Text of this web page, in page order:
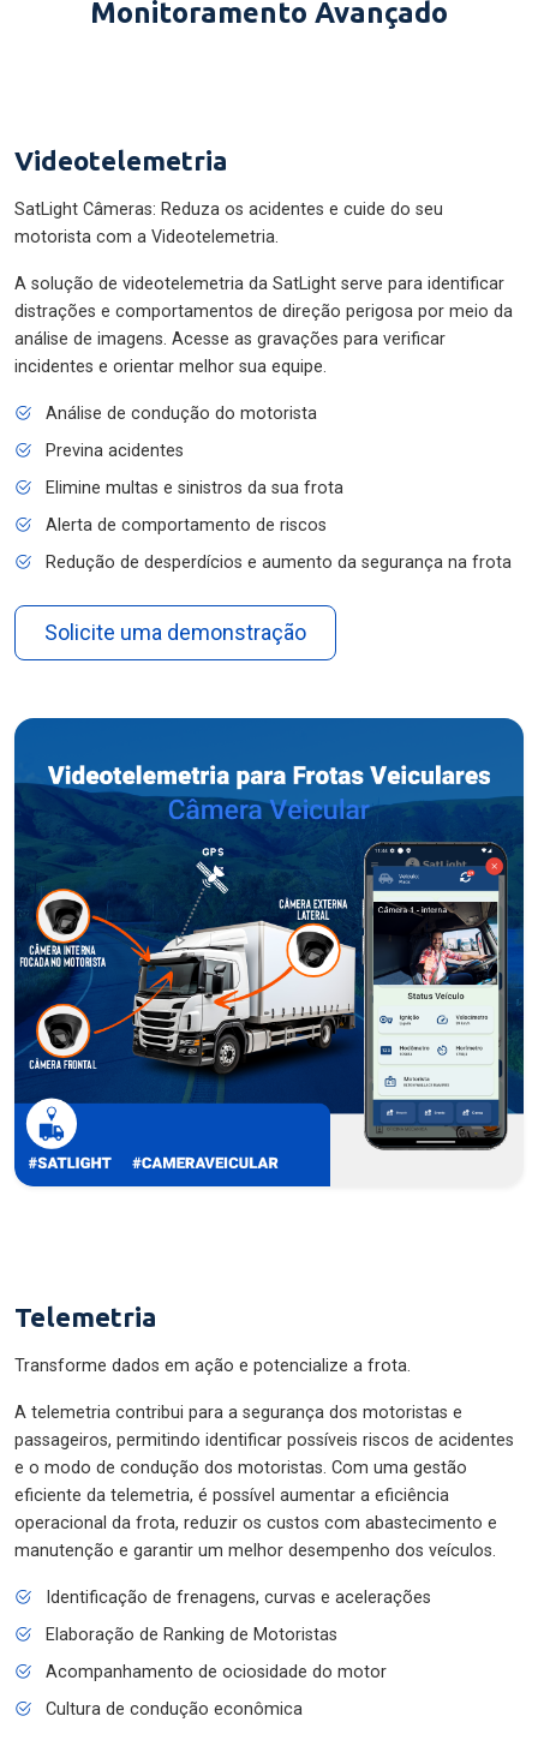
Monitoramento Avançado
Videotelemetria
SatLight Câmeras: Reduza os acidentes e cuide do seu
motorista com a Videotelemetria.
A solução de videotelemetria da SatLight serve para identificar
distrações e comportamentos de direção perigosa por meio da
análise de imagens. Acesse as gravações para verificar
incidentes e orientar melhor sua equipe.
Análise de condução do motorista
Previna acidentes
Elimine multas e sinistros da sua frota
Alerta de comportamento de riscos
Redução de desperdícios e aumento da segurança na frota
Solicite uma demonstração
Telemetria
Transforme dados em ação e potencialize a frota.
A telemetria contribui para a segurança dos motoristas e
passageiros, permitindo identificar possíveis riscos de acidentes
e o modo de condução dos motoristas. Com uma gestão
eficiente da telemetria, é possível aumentar a eficiência
operacional da frota, reduzir os custos com abastecimento e
manutenção e garantir um melhor desempenho dos veículos.
Identificação de frenagens, curvas e acelerações
Elaboração de Ranking de Motoristas
Acompanhamento de ociosidade do motor
Cultura de condução econômica